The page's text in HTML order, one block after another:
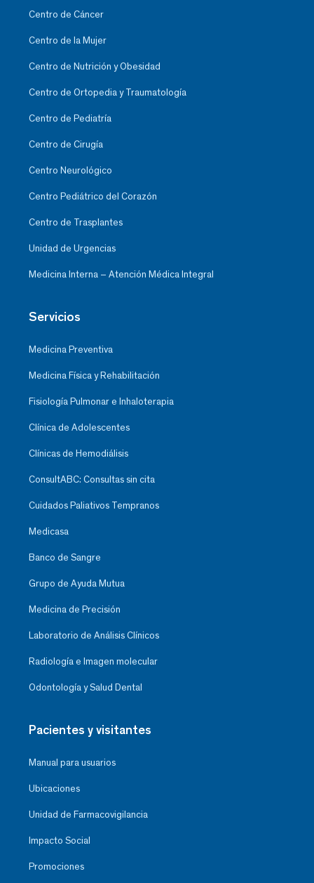
Centro de Cáncer
Centro de la Mujer
Centro de Nutrición y Obesidad
Centro de Ortopedia y Traumatología
Centro de Pediatría
Centro de Cirugía
Centro Neurológico
Centro Pediátrico del Corazón
Centro de Trasplantes
Unidad de Urgencias
Medicina Interna – Atención Médica Integral
Servicios
Medicina Preventiva
Medicina Física y Rehabilitación
Fisiología Pulmonar e Inhaloterapia
Clínica de Adolescentes
Clínicas de Hemodiálisis
ConsultABC: Consultas sin cita
Cuidados Paliativos Tempranos
Medicasa
Banco de Sangre
Grupo de Ayuda Mutua
Medicina de Precisión
Laboratorio de Análisis Clínicos
Radiología e Imagen molecular
Odontología y Salud Dental
Pacientes y visitantes
Manual para usuarios
Ubicaciones
Unidad de Farmacovigilancia
Impacto Social
Promociones